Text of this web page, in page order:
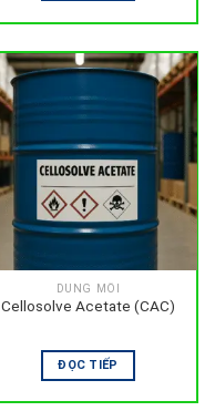
DUNG MÔI
Cellosolve Acetate (CAC)
ĐỌC TIẾP